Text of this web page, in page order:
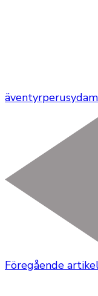
äventyrperu
Föregående